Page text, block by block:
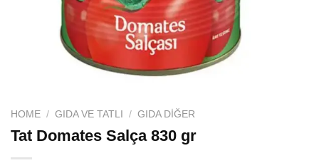
HOME / GIDA VE TATLI / GIDA DIĞER
Tat Domates Salça 830 gr